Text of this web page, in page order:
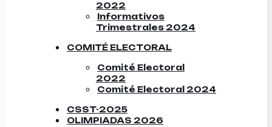
2022
Informativos
Trimestrales 2024
COMITÉ ELECTORAL
Comité Electoral
2022
Comité Electoral 2024
CSST-2025
OLIMPIADAS 2026